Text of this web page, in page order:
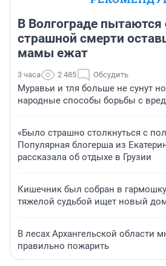
В Волгограде пытаются
страшной смерти
мамы ежат
3 часа 2 485 Обсудить
Муравьи и тля больше не сунут
народные способы борьбы с
«Было страшно столкнуться с
Популярная блогерша из
рассказала об отдыхе в Грузии
Кишечник был собран в
тяжелой судьбой ищет новый
В лесах Архангельской области
правильно пожарить